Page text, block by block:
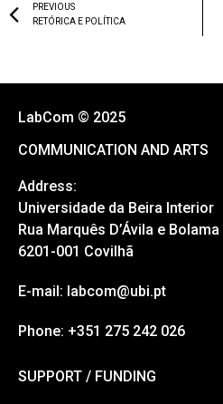
PREVIOUS
RETÓRICA E POLÍTICA
LabCom © 2025
COMMUNICATION AND ARTS
Address:
Universidade da Beira Interior
Rua Marquês D’Ávila e Bolama
6201-001 Covilhã
E-mail: labcom@ubi.pt
Phone: +351 275 242 026
SUPPORT / FUNDING